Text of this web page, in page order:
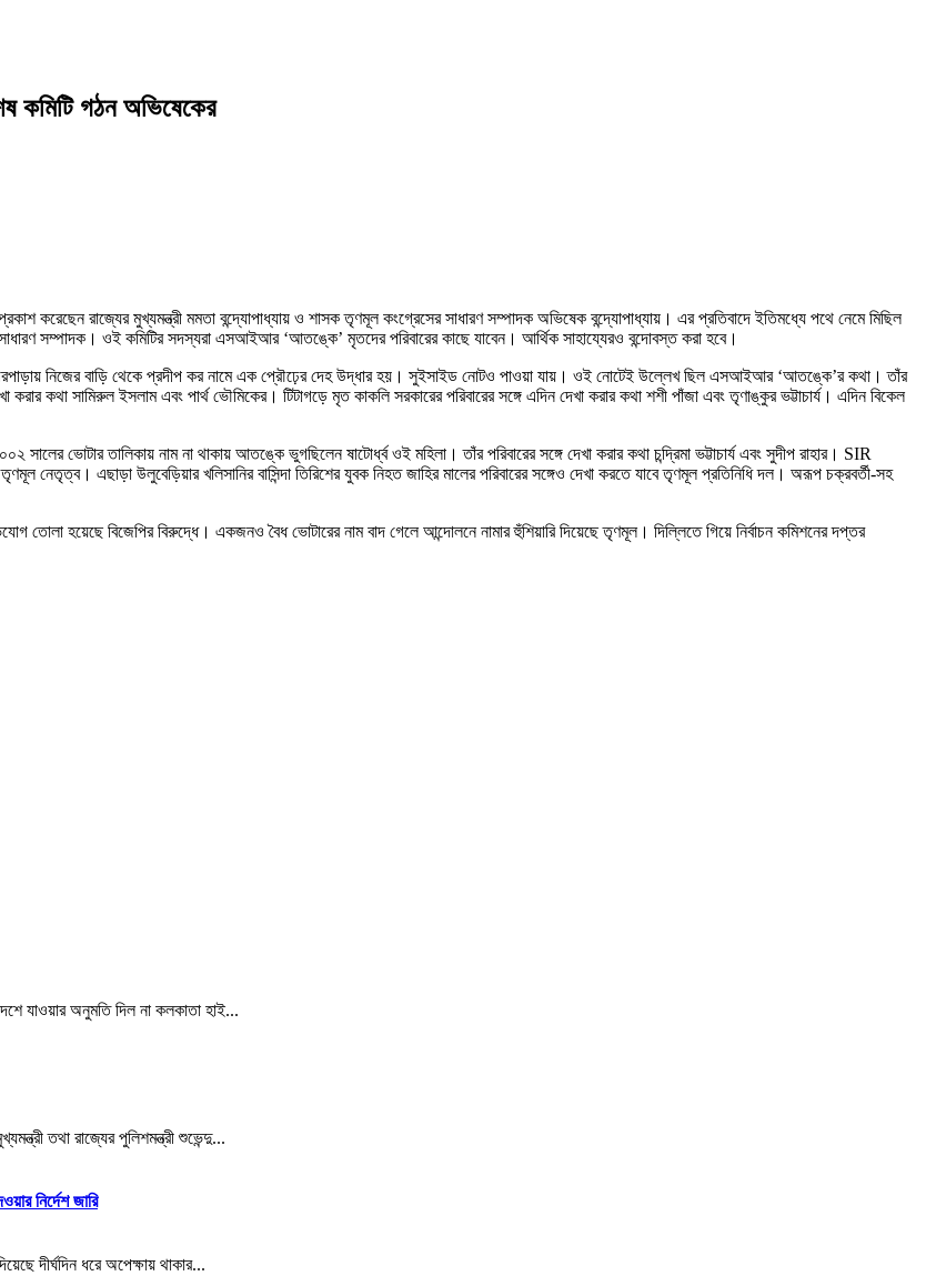
কমিটি গঠন অভিষেকের
করেছেন রাজ্যের মুখ্যমন্ত্রী মমতা বন্দ্যোপাধ্যায় ও শাসক তৃণমূল কংগ্রেসের সাধারণ সম্পাদক অভিষেক বন্দ্যোপাধ্যায়। এর প্রতিবাদে ইতিমধ্যে পথে নেমে মিছিল
সম্পাদক। ওই কমিটির সদস্যরা এসআইআর ‘আতঙ্কে’ মৃতদের পরিবারের কাছে যাবেন। আর্থিক সাহায্যেরও বন্দোবস্ত করা হবে।
আগরপাড়ায় নিজের বাড়ি থেকে প্রদীপ কর নামে এক প্রৌঢ়ের দেহ উদ্ধার হয়। সুইসাইড নোটও পাওয়া যায়। ওই নোটেই উল্লেখ ছিল এসআইআর ‘আতঙ্কে’র কথা। তাঁর
কথা সামিরুল ইসলাম এবং পার্থ ভৌমিকের। টিটাগড়ে মৃত কাকলি সরকারের পরিবারের সঙ্গে এদিন দেখা করার কথা শশী পাঁজা এবং তৃণাঙ্কুর ভট্টাচার্য। এদিন বিকেল
ভোটার তালিকায় নাম না থাকায় আতঙ্কে ভুগছিলেন ষাটোর্ধ্ব ওই মহিলা। তাঁর পরিবারের সঙ্গে দেখা করার কথা চন্দ্রিমা ভট্টাচার্য এবং সুদীপ রাহার। SIR
নেতৃত্ব। এছাড়া উলুবেড়িয়ার খলিসানির বাসিন্দা তিরিশের যুবক নিহত জাহির মালের পরিবারের সঙ্গেও দেখা করতে যাবে তৃণমূল প্রতিনিধি দল। অরূপ চক্রবর্তী-সহ
তোলা হয়েছে বিজেপির বিরুদ্ধে। একজনও বৈধ ভোটারের নাম বাদ গেলে আন্দোলনে নামার হুঁশিয়ারি দিয়েছে তৃণমূল। দিল্লিতে গিয়ে নির্বাচন কমিশনের দপ্তর
যাওয়ার অনুমতি দিল না কলকাতা হাই...
তথা রাজ্যের পুলিশমন্ত্রী শুভেন্দু...
নির্দেশ জারি
দীর্ঘদিন ধরে অপেক্ষায় থাকার...